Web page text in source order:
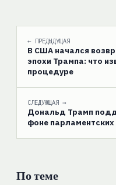
← ПРЕДЫДУЩАЯ
В США начался
эпохи Трампа: что
процедуре
СЛЕДУЮЩАЯ →
Дональд Трамп
фоне
По теме